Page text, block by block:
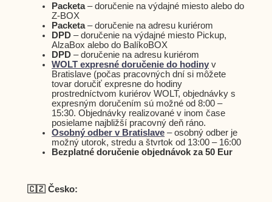
Packeta– doručenie na výdajné miesto alebo do
Z-BOX
Packeta– doručenie na adresu kuriérom
DPD – doručenie na výdajné miesto Pickup,
AlzaBox alebo do BalíkoBOX
DPD – doručenie na adresu kuriérom
WOLT expresné doručenie do hodiny v
Bratislave (počas pracovných dní si môžete
tovar doručiť expresne do hodiny
prostredníctvom kuriérov WOLT, objednávky s
expresným doručením sú možné od 8:00 –
15:30. Objednávky realizované v inom čase
posielame najbližší pracovný deň ráno.
Osobný odber v Bratislave – osobný odber je
možný utorok, stredu a štvrtok od 13:00 – 16:00
Bezplatné doručenie objednávok za 50 Eur
🇨🇿 Česko: